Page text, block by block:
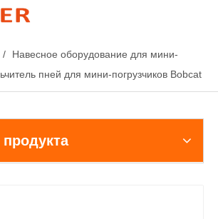
/
Навесное оборудование для мини-
пней для мини-погрузчиков Bobcat
продукта